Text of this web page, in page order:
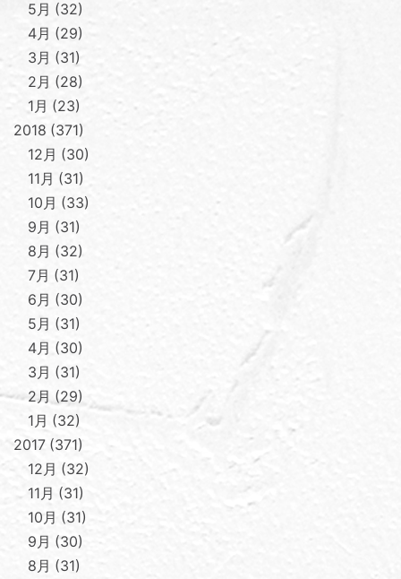
5月
32
4月
29
3月
31
2月
28
1月
23
2018 371
12月
30
11月
31
10月
33
9月
31
8月
32
7月
31
6月
30
5月
31
4月
30
3月
31
2月
29
1月
32
2017 371
12月
32
11月
31
10月
31
9月
30
8月
31